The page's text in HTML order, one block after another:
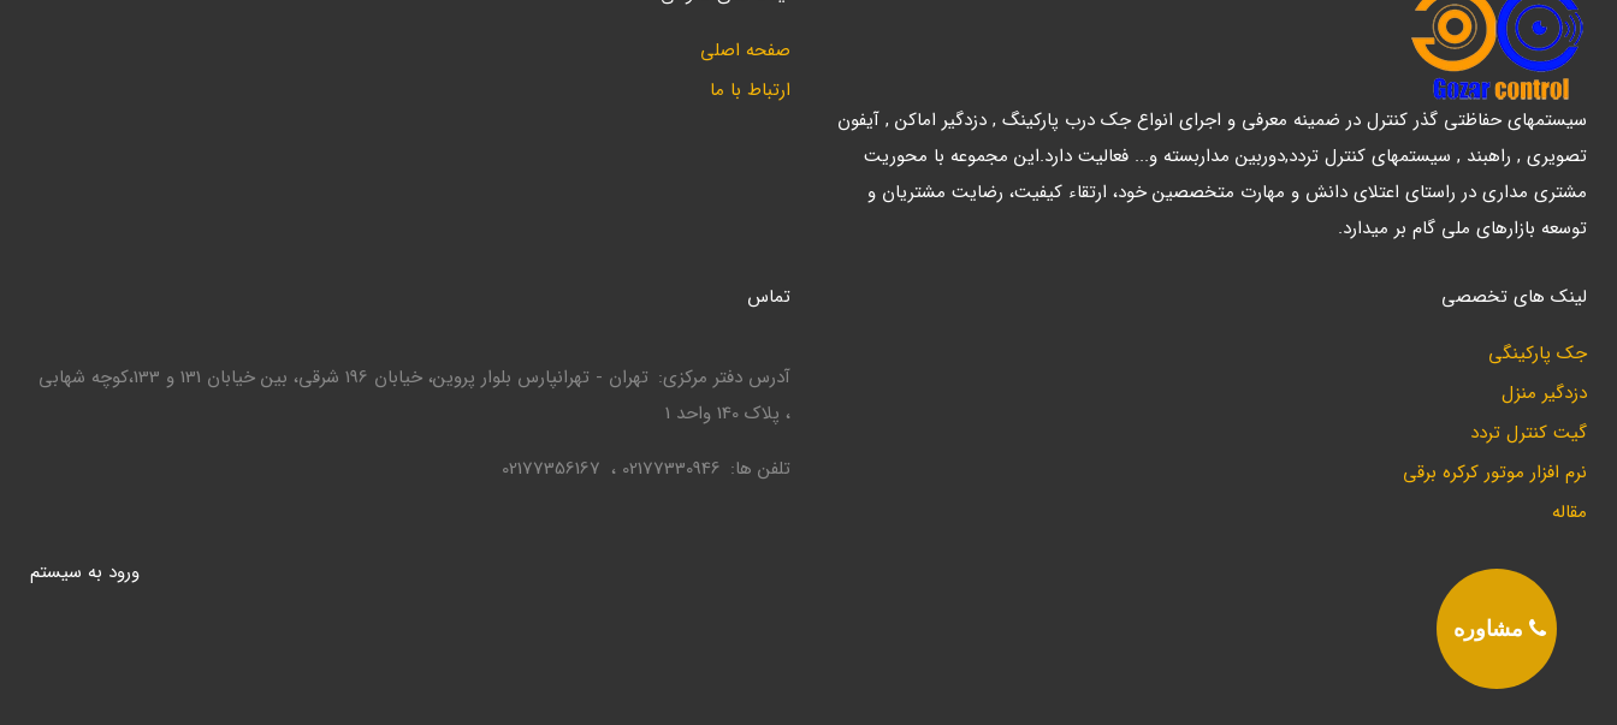
سیستمهای حفاظتی گذر کنترل در ضمینه معرفی و اجرای انواع جک درب پارکینگ , دزدگیر اماکن , آیفون
تصویری , راهبند , سیستمهای کنترل تردد,دوربین مداربسته و... فعالیت دارد.این مجموعه با محوریت
مشتری مداری در راستای اعتلای دانش و مهارت متخصصین خود، ارتقاء کیفیت، رضایت مشتریان و
توسعه بازارهای ملی گام بر میدارد.
صفحه اصلی
ارتباط با ما
لینک های تخصصی
جک پارکینگی
دزدگیر منزل
گیت کنترل تردد
نرم افزار موتور کرکره برقی
مقاله
تماس
آدرس دفتر مرکزی
تهران - تهرانپارس بلوار پروین، خیابان 196 شرقی، بین خیابان 131 و 133،کوچه شهابی
، پلاک 140 واحد 1
تلفن ها
02177330946
02177356167
ورود به سيستم
مشاوره